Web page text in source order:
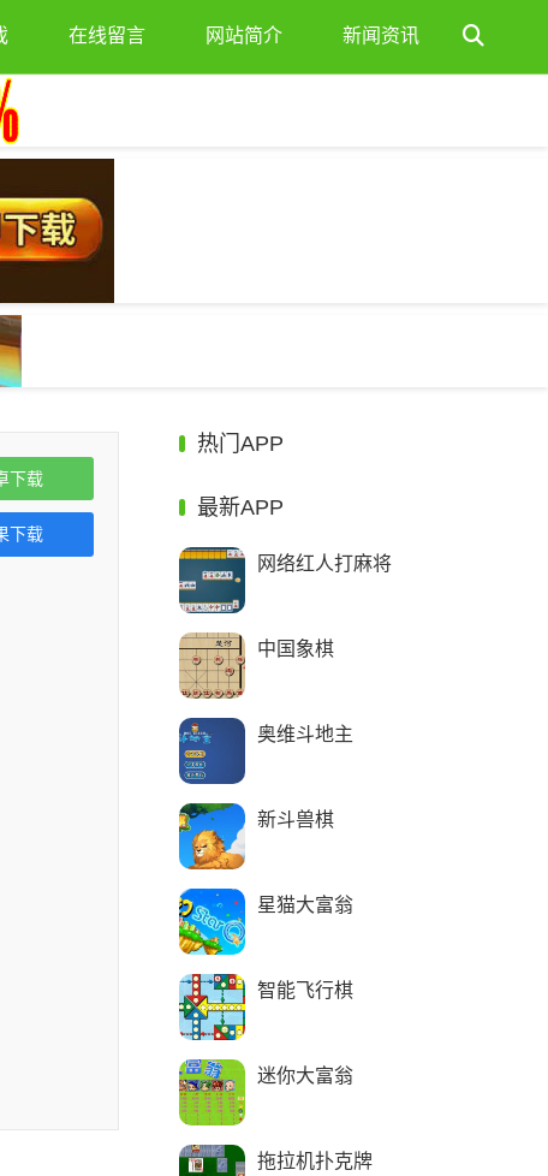
在线留言 网站简介 新闻资讯
下载
下载
热门APP
最新APP
网络红人打麻将
中国象棋
奥维斗地主
新斗兽棋
星猫大富翁
智能飞行棋
迷你大富翁
拖拉机扑克牌